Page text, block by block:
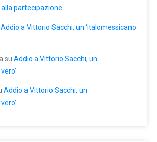
partecipazione
Addio a Vittorio Sacchi, un ‘italomessicano
su Addio a Vittorio Sacchi, un
Addio a Vittorio Sacchi, un